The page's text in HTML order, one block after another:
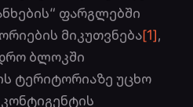
ფარგლებში
მიკუთვნება[1],
ბლოკში
ტერიტორიაზე უცხო